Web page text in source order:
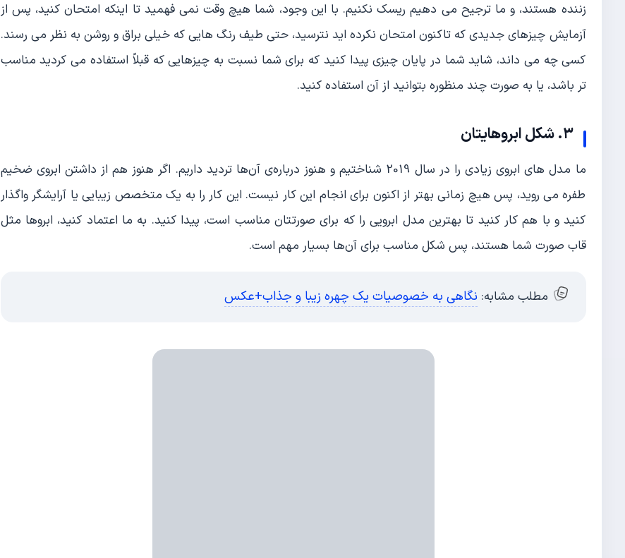
زننده هستند، و ما ترجیح می‌ دهیم ریسک نکنیم. با این وجود، شما هیچ‌ وقت نمی‌ فهمید تا اینکه امتحان کنید، پس از
آزمایش چیزهای جدیدی که تاکنون امتحان نکرده اید نترسید، حتی طیف رنگ‌ هایی که خیلی براق و روشن به نظر می‌ رسند.
کسی چه می‌ داند، شاید شما در پایان چیزی پیدا کنید که برای شما نسبت به چیزهایی که قبلاً استفاده می کردید مناسب‌
تر باشد، یا به صورت چند‌ منظوره بتوانید از آن استفاده کنید.
٣. شکل ابروهایتان
ما مدل‌ های ابروی زیادی را در سال 2019 شناختیم و هنوز درباره‌ی آن‌ها تردید داریم. اگر هنوز هم از داشتن ابروی ضخیم
طفره می‌ روید، پس هیچ زمانی بهتر از اکنون برای انجام این کار نیست. این کار را به یک متخصص زیبایی یا آرایشگر واگذار
کنید و با هم کار کنید تا بهترین مدل ابرویی را که برای صورتتان مناسب است، پیدا کنید. به ما اعتماد کنید، ابروها مثل
قاب صورت شما هستند، پس شکل مناسب برای آن‌ها بسیار مهم است.
مطلب مشابه: نگاهی به خصوصیات یک چهره زیبا و جذاب+عکس